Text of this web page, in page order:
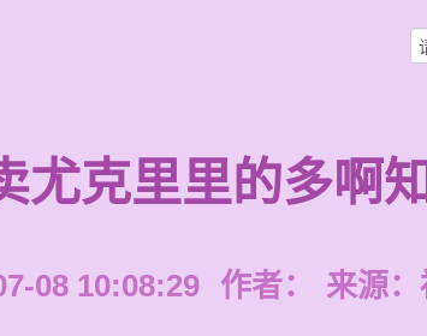
尤克里里的多啊
08 10:08:29 作者： 来源：